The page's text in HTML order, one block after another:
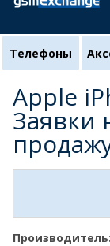
Телефоны
Apple
Заявки
Производитель: